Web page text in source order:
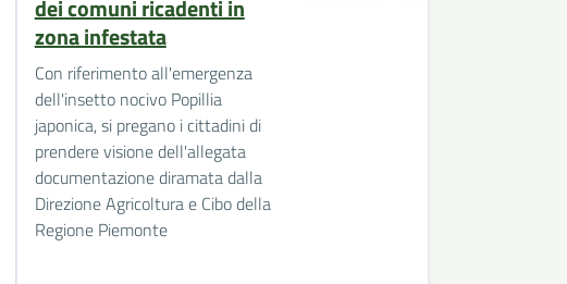
dei comuni ricadenti in
zona infestata
Con riferimento all'emergenza
dell'insetto nocivo Popillia
japonica, si pregano i cittadini di
prendere visione dell'allegata
documentazione diramata dalla
Direzione Agricoltura e Cibo della
Regione Piemonte